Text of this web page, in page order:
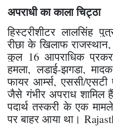
अपराधी का काला चिट्ठा
​हिस्ट्रीशीटर लालसिंह
रीछा के खिलाफ
कुल 16 आपराधिक
हमला, लड़ाई-झगड़ा,
फायर आर्म्स, एससी/एसटी
जैसे गंभीर अपराध शामिल
पदार्थ तस्करी के एक
पर बाहर आया था।